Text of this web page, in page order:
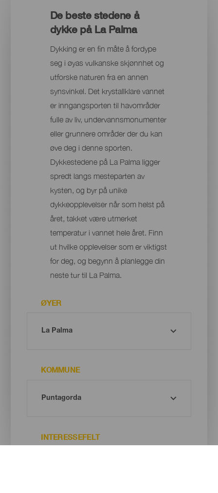
De beste stedene å
dykke på La Palma
Dykking er en fin måte å fordype
seg i øyas vulkanske skjønnhet og
utforske naturen fra en annen
synsvinkel. Det krystallklare vannet
er inngangsporten til havområder
fulle av liv, undervannsmonumenter
eller grunnere områder der du kan
øve deg i denne sporten.
Dykkestedene på La Palma ligger
spredt langs mesteparten av
kysten, og byr på unike
dykkeopplevelser når som helst på
året, takket være utmerket
temperatur i vannet hele året. Finn
ut hvilke opplevelser som er viktigst
for deg, og begynn å planlegge din
neste tur til La Palma.
ØYER
KOMMUNE
INTERESSEFELT